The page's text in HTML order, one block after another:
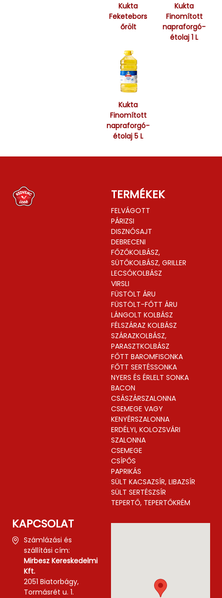
Kukta
Feketebors
őrölt
Kukta
Finomított
napraforgó-
étolaj 1 L
Kukta
Finomított
napraforgó-
étolaj 5 L
TERMÉKEK
FELVÁGOTT
PÁRIZSI
DISZNÓSAJT
DEBRECENI
FŐZŐKOLBÁSZ,
SÜTŐKOLBÁSZ, GRILLER
LECSÓKOLBÁSZ
VIRSLI
FÜSTÖLT ÁRU
FÜSTÖLT-FŐTT ÁRU
LÁNGOLT KOLBÁSZ
FÉLSZÁRAZ KOLBÁSZ
SZÁRAZKOLBÁSZ,
PARASZTKOLBÁSZ
FŐTT BAROMFISONKA
FŐTT SERTÉSSONKA
NYERS ÉS ÉRLELT SONKA
BACON
CSÁSZÁRSZALONNA
CSEMEGE VAGY
KENYÉRSZALONNA
ERDÉLYI, KOLOZSVÁRI
SZALONNA
CSEMEGE
CSÍPŐS
PAPRIKÁS
SÜLT KACSAZSÍR, LIBAZSÍR
SÜLT SERTÉSZSÍR
TEPERTŐ, TEPERTŐKRÉM
KAPCSOLAT
Számlázási és
szállítási cím:
Mirbesz Kereskedelmi
Kft.
2051 Biatorbágy,
Tormásrét u. 1.